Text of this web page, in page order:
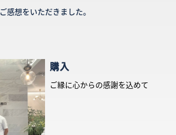
ご感想をいただきました。
購入
ご縁に心からの感謝を込めて